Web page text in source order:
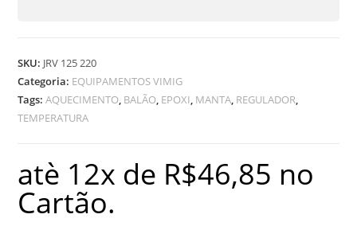
SKU: JRV 125 220
Categoria: EQUIPAMENTOS VIMIG
Tags:AQUECIMENTO BALÃO EPOXI MANTA REGULADOR
TEMPERATURA
atè 12x de R$46,85 no
Cartão.